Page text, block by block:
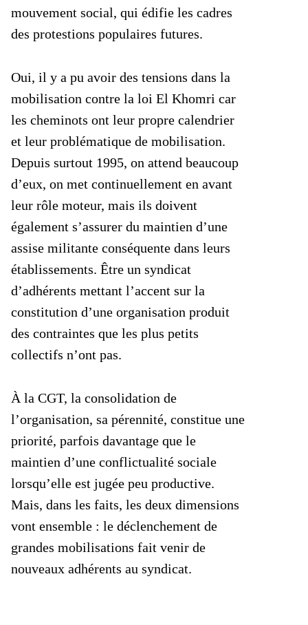
mouvement social, qui édifie les cadres
des protestions populaires futures.
Oui, il y a pu avoir des tensions dans la
mobilisation contre la loi El Khomri car
les cheminots ont leur propre calendrier
et leur problématique de mobilisation.
Depuis surtout 1995, on attend beaucoup
d’eux, on met continuellement en avant
leur rôle moteur, mais ils doivent
également s’assurer du maintien d’une
assise militante conséquente dans leurs
établissements. Être un syndicat
d’adhérents mettant l’accent sur la
constitution d’une organisation produit
des contraintes que les plus petits
collectifs n’ont pas.
À la CGT, la consolidation de
l’organisation, sa pérennité, constitue une
priorité, parfois davantage que le
maintien d’une conflictualité sociale
lorsqu’elle est jugée peu productive.
Mais, dans les faits, les deux dimensions
vont ensemble : le déclenchement de
grandes mobilisations fait venir de
nouveaux adhérents au syndicat.